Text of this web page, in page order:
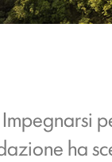
Impegnarsi
ha